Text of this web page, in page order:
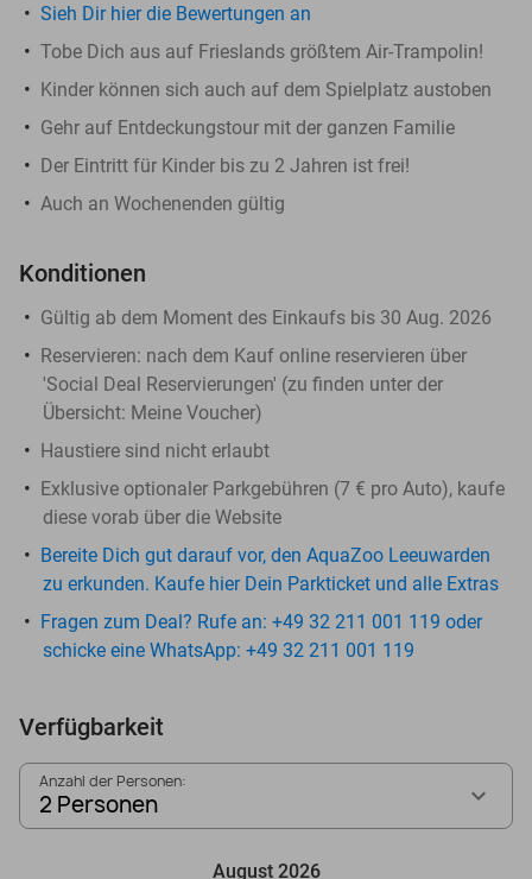
Sieh Dir hier die Bewertungen an
Tobe Dich aus auf Frieslands größtem Air-Trampolin!
Kinder können sich auch auf dem Spielplatz austoben
Gehr auf Entdeckungstour mit der ganzen Familie
Der Eintritt für Kinder bis zu 2 Jahren ist frei!
Auch an Wochenenden gültig
Konditionen
Gültig ab dem Moment des Einkaufs bis 30 Aug. 2026
Reservieren: nach dem Kauf online reservieren über
'Social Deal Reservierungen' (zu finden unter der
Übersicht: Meine Voucher)
Haustiere sind nicht erlaubt
Exklusive optionaler Parkgebühren (7 € pro Auto), kaufe
diese vorab über die Website
Bereite Dich gut darauf vor, den AquaZoo Leeuwarden
zu erkunden. Kaufe hier Dein Parkticket und alle Extras
Fragen zum Deal? Rufe an: +49 32 211 001 119 oder
schicke eine WhatsApp: +49 32 211 001 119
Verfügbarkeit
Anzahl der Personen:
2 Personen
August 2026